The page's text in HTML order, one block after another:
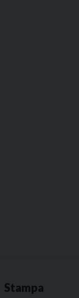
Stampa